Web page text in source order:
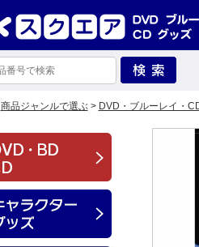
商品ジャンルで選ぶ> DVD・ブルーレイ・